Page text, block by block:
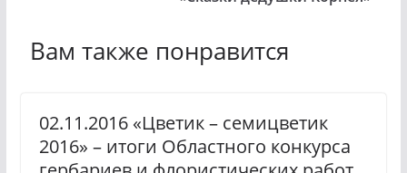
a
n
i
g
m
Вам также понравится
02.11.2016 «Цветик – семицветик
2016» – итоги Областного конкурса